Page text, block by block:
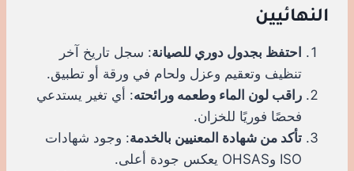
النهائيين
احتفظ بجدول دوري للصيانة: سجل تاريخ آخر
تنظيف وتعقيم وعزل ولحام في ورقة أو تطبيق.
راقب لون الماء وطعمه ورائحته: أي تغير يستدعي
فحصًا فوريًا للخزان.
تأكد من شهادة المعنيين بالخدمة: وجود شهادات
ISO وOHSAS يعكس جودة أعلى.